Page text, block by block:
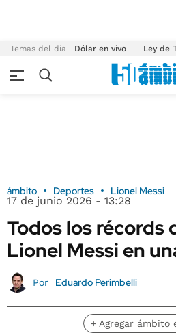
Temas del día Dólar en vivo Ley de
ámbito Deportes Lionel Messi
17 de junio 2026 - 13:28
Todos los récords
Lionel Messi en
Por Eduardo Perimbelli
+ Agregar ámbito